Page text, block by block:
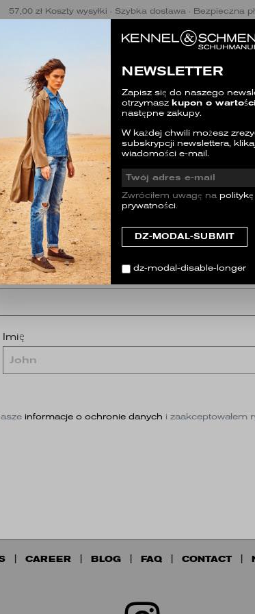
57,00 zł Koszty wysyłki · Szybka dostawa · Bezpieczna
Early Access zu Angeboten
Imię
informacje o ochronie danych i zaakceptowałem
CAREER BLOG FAQ CONTACT
NEWSLETTER
Zapisz się do naszego
otrzymasz kupon o
następne zakupy.
W każdej chwili możesz
subskrypcji newslettera,
wiadomości e-mail.
Zwróciłem uwagę na politykę
prywatności.
dz-modal-disable-longer